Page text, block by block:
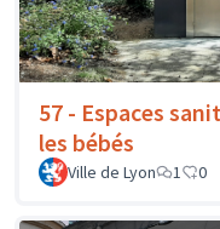
57 - Espaces
les bébés
Ville de Lyon 1 0